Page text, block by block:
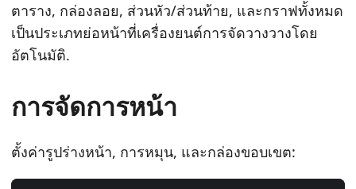
ตาราง, กล่องลอย, ส่วนหัว/ส่วนท้าย, และกราฟทั้งหมด
เป็นประเภทย่อหน้าที่เครื่องยนต์การจัดวางวางโดย
อัตโนมัติ.
การจัดการหน้า
ตั้งค่ารูปร่างหน้า, การหมุน, และกล่องขอบเขต: